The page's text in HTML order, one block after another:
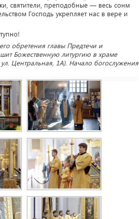
святители, преподобные — весь сонм
Господь укрепляет нас в вере и
обретения главы Предтечи и
Божественную литургию в храме
Центральная, 1А). Начало богослужения